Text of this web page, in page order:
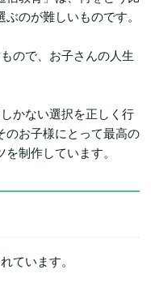
のが難しいものです。
ので、お子さんの人生
かない選択を正しく行
のお子様にとって最高の
制作しています。
ています。